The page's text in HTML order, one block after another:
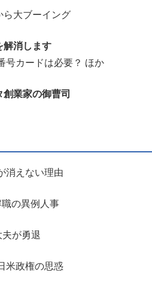
ら大ブーイング
解消します
カードは必要？ ほか
業家の御曹司
消えない理由
の異例人事
が勇退
米政権の思惑